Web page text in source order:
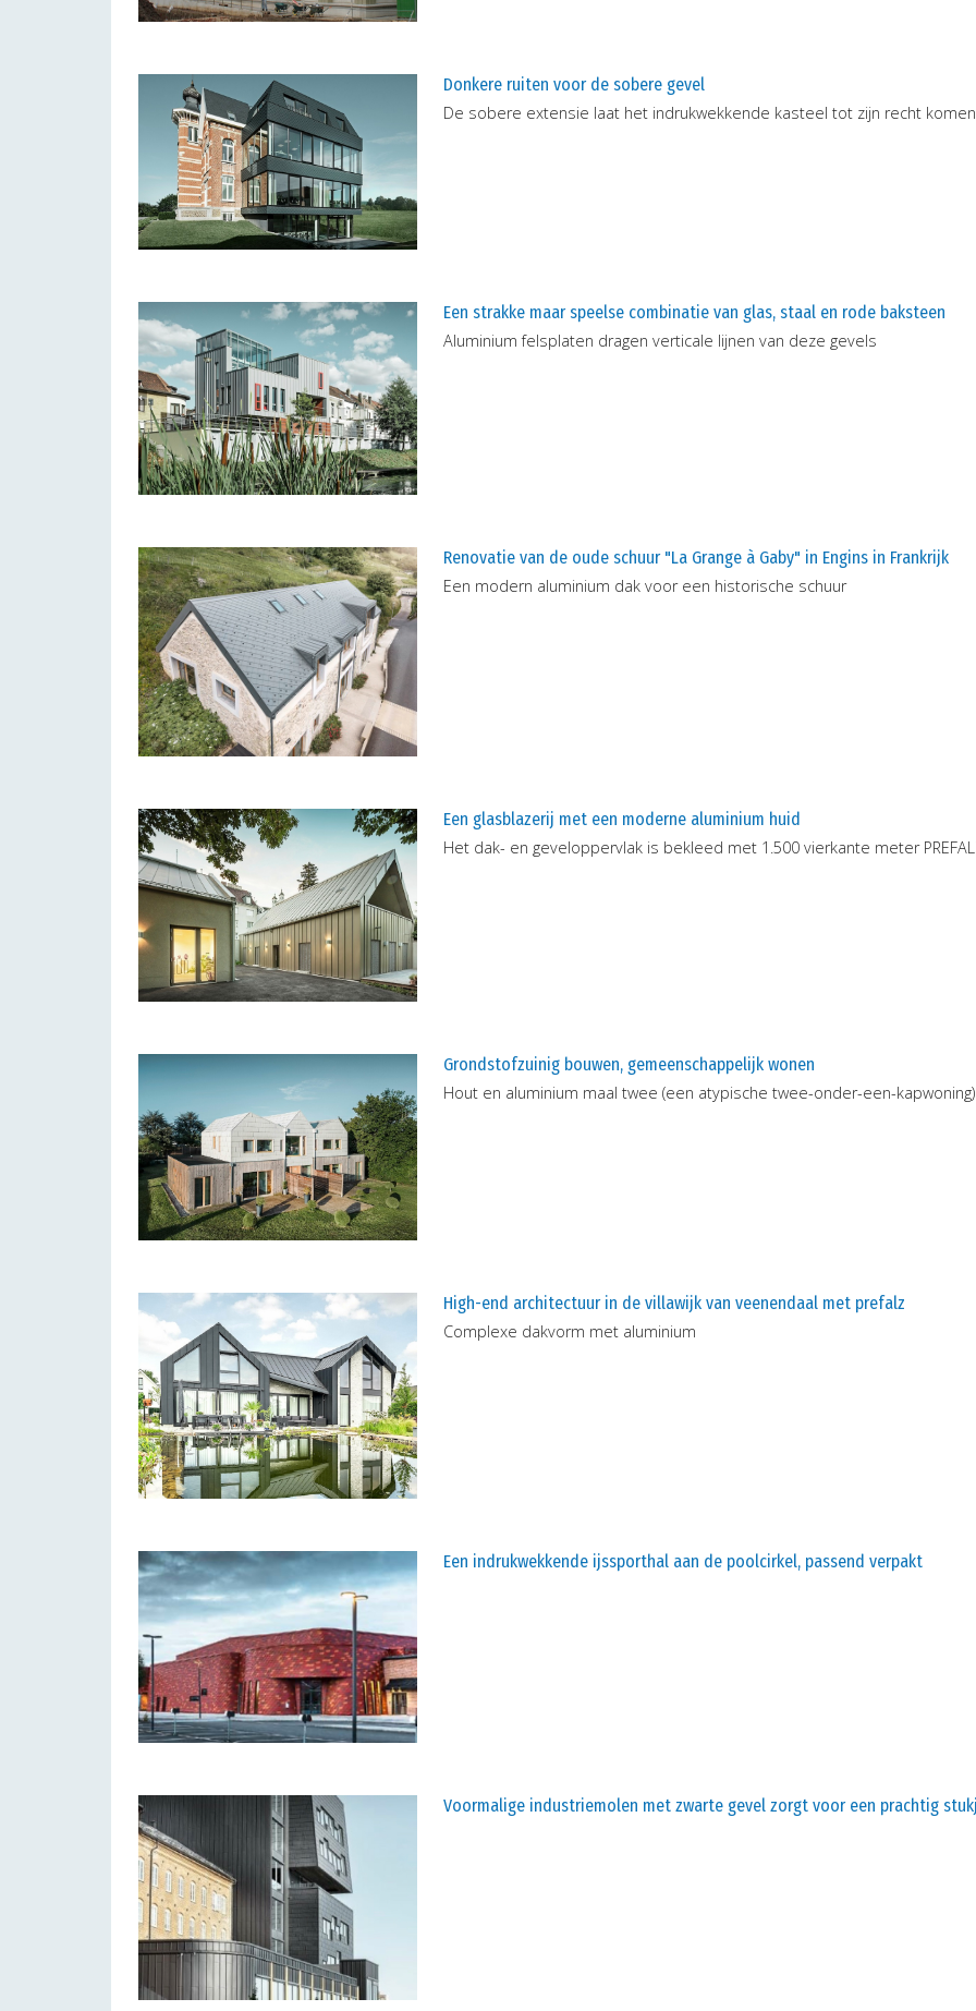
Donkere ruiten voor de sobere gevel
De sobere extensie laat het indrukwekkende kasteel tot zijn recht komen
Een strakke maar speelse combinatie van glas, staal en rode baksteen
Aluminium felsplaten dragen verticale lijnen van deze gevels
Renovatie van de oude schuur "La Grange à Gaby" in Engins in Frankrijk
Een modern aluminium dak voor een historische schuur
Een glasblazerij met een moderne aluminium huid
Het dak- en geveloppervlak is bekleed met 1.500 vierkante meter
Grondstofzuinig bouwen, gemeenschappelijk wonen
Hout en aluminium maal twee (een atypische twee-onder-een-kapwoning)
High-end architectuur in de villawijk van veenendaal met prefalz
Complexe dakvorm met aluminium
Een indrukwekkende ijssporthal aan de poolcirkel, passend verpakt
Voormalige industriemolen met zwarte gevel zorgt voor een prachtig